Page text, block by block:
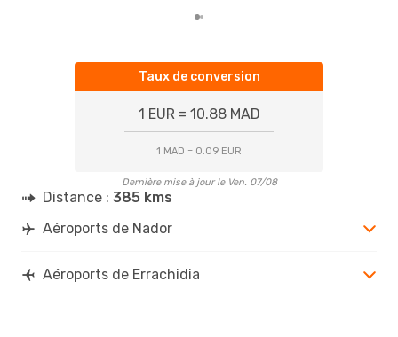
Taux de conversion
1 EUR = 10.88 MAD
1 MAD = 0.09 EUR
Dernière mise à jour le Ven. 07/08
Distance : 385 kms
Aéroports de Nador
Aéroports de Errachidia